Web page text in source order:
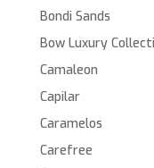
Bondi Sands
Bow Luxury
Camaleon
Capilar
Caramelos
Carefree